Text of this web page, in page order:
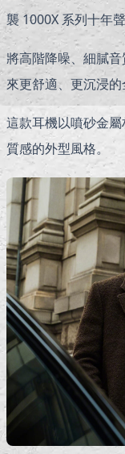
襲 1000X 系列十年
將高階降噪、細膩
來更舒適、更沉浸的
這款耳機以噴砂金
質感的外型風格。